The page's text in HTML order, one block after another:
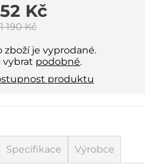
Kč
1 190 Kč
zboží je vyprodané.
vybrat podobné.
produktu
Specifikace Výrobce